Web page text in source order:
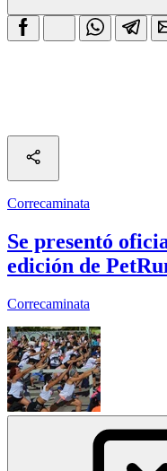
Correcaminata
Se presentó
edición de
Correcaminata